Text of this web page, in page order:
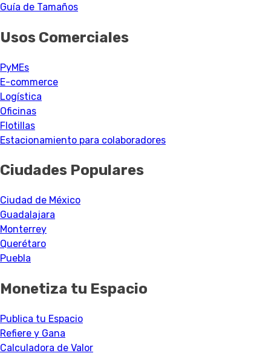
Guía de Tamaños
Usos Comerciales
PyMEs
E-commerce
Logística
Oficinas
Flotillas
Estacionamiento para colaboradores
Ciudades Populares
Ciudad de México
Guadalajara
Monterrey
Querétaro
Puebla
Monetiza tu Espacio
Publica tu Espacio
Refiere y Gana
Calculadora de Valor